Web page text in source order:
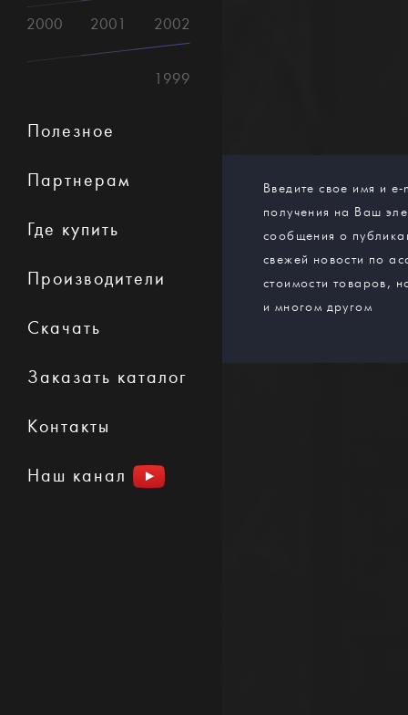
Введите свое имя и
получения на Ваш
сообщения о
свежей новости по
стоимости товаров,
и многом другом
2002
2001
2000
1999
Полезное
Партнерам
Где купить
Производители
Скачать
Заказать каталог
Контакты
Наш канал